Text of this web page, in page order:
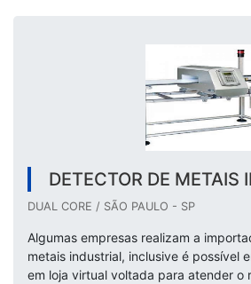
DETECTOR DE METAIS
DUAL CORE / SÃO PAULO - SP
Algumas empresas realizam a
metais industrial, inclusive é possível
em loja virtual voltada para atender o